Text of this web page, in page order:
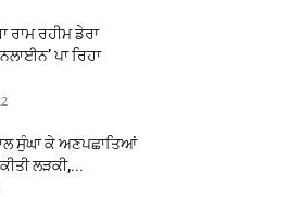
ਰਾਮ ਰਹੀਮ ਡੇਰਾ
ਪਾ ਰਿਹਾ
ਸੁੰਘਾ ਕੇ ਅਣਪਛਾਤਿਆਂ
ਲੜਕੀ,...